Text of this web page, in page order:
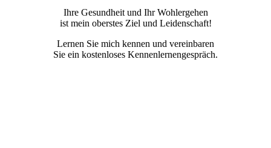
Ihre Gesundheit und Ihr Wohlergehen
ist mein oberstes Ziel und Leidenschaft!
Lernen Sie mich kennen und vereinbaren
Sie ein kostenloses Kennenlernengespräch.